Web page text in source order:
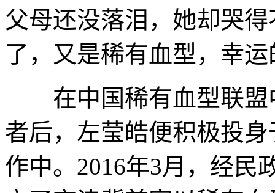
父母还没落泪，她却哭
了，又是稀有血型，幸
在中国稀有血型联盟
者后，左莹皓便积极投
作中。2016年3月，经民